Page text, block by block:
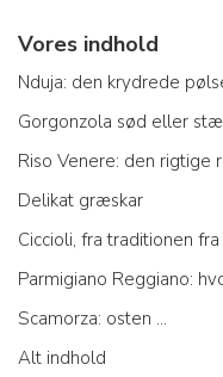
Vores indhold
Nduja: den krydrede
Gorgonzola sød eller
Riso Venere: den rigtige
Delikat græskar
Ciccioli, fra traditionen
Parmigiano Reggiano:
Scamorza: osten ...
Alt indhold